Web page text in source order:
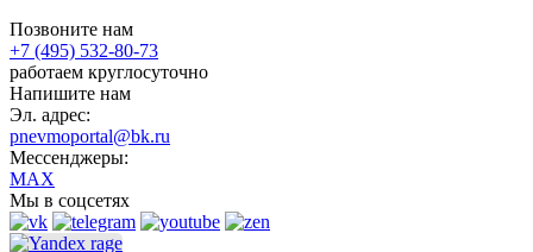
Позвоните нам
+7 (495) 532-80-73
работаем круглосуточно
Напишите нам
Эл. адрес:
pnevmoportal@bk.ru
Мессенджеры:
MAX
Мы в соцсетях